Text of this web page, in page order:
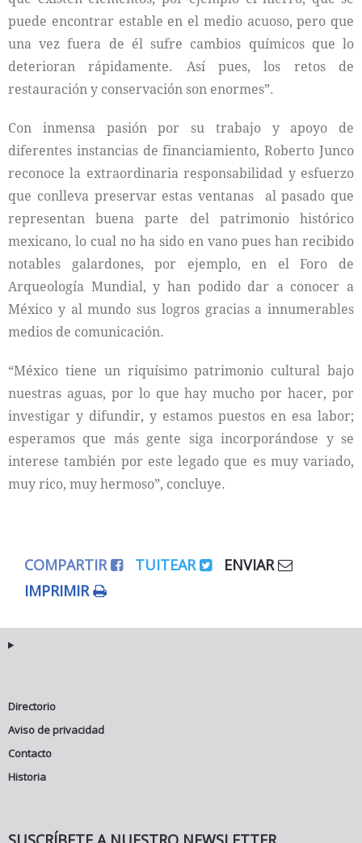
puede encontrar estable en el medio acuoso, pero que
una vez fuera de él sufre cambios químicos que lo
deterioran rápidamente. Así pues, los retos de
restauración y conservación son enormes”.
Con inmensa pasión por su trabajo y apoyo de
diferentes instancias de financiamiento, Roberto Junco
reconoce la extraordinaria responsabilidad y esfuerzo
que conlleva preservar estas ventanas al pasado que
representan buena parte del patrimonio histórico
mexicano, lo cual no ha sido en vano pues han recibido
notables galardones, por ejemplo, en el Foro de
Arqueología Mundial, y han podido dar a conocer a
México y al mundo sus logros gracias a innumerables
medios de comunicación.
“México tiene un riquísimo patrimonio cultural bajo
nuestras aguas, por lo que hay mucho por hacer, por
investigar y difundir, y estamos puestos en esa labor;
esperamos que más gente siga incorporándose y se
interese también por este legado que es muy variado,
muy rico, muy hermoso”, concluye.
COMPARTIR TUITEAR
ENVIAR
IMPRIMIR
Directorio
Aviso de privacidad
Contacto
Historia